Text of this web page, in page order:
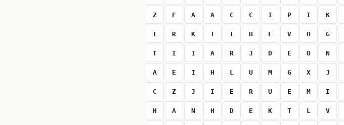
Z F A A C C I P I K
I R K T I H F V O G
T I I A R J D E O N
A E I H L U M G X J
C Z J I E R U E M I
H A N H D E K T L V